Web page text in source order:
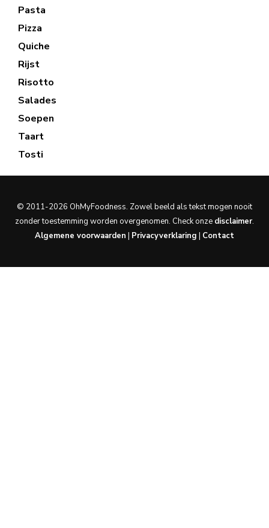
Pasta
Pizza
Quiche
Rijst
Risotto
Salades
Soepen
Taart
Tosti
© 2011-2026 OhMyFoodness. Zowel beeld als tekst mogen nooit
zonder toestemming worden overgenomen. Check onze disclaimer.
Algemene voorwaarden | Privacyverklaring | Contact